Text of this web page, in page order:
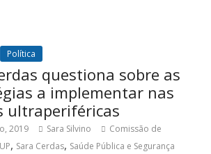
Política
questiona sobre as
a implementar nas
ultraperiféricas
2019 Sara Silvino
Comissão de
, Sara Cerdas, Saúde Pública e Segurança